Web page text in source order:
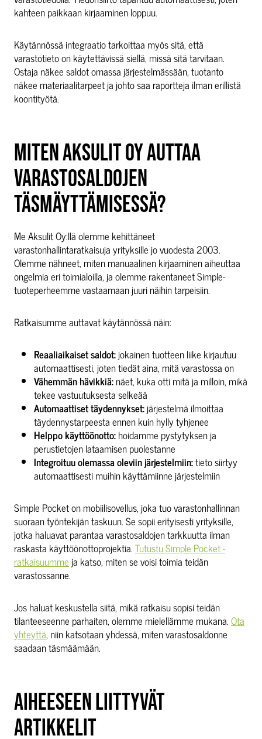
kahteen paikkaan kirjaaminen loppuu.
Käytännössä integraatio tarkoittaa myös sitä, että
varastotieto on käytettävissä siellä, missä sitä tarvitaan.
Ostaja näkee saldot omassa järjestelmässään, tuotanto
näkee materiaalitarpeet ja johto saa raportteja ilman erillistä
koontityötä.
MITEN AKSULIT OY AUTTAA
VARASTOSALDOJEN
TÄSMÄYTTÄMISESSÄ?
Me Aksulit Oy:llä olemme kehittäneet
varastonhallintaratkaisuja yrityksille jo vuodesta 2003.
Olemme nähneet, miten manuaalinen kirjaaminen aiheuttaa
ongelmia eri toimialoilla, ja olemme rakentaneet Simple-
tuoteperheemme vastaamaan juuri näihin tarpeisiin.
Ratkaisumme auttavat käytännössä näin:
Reaaliaikaiset saldot:jokainen tuotteen liike kirjautuu
automaattisesti, joten tiedät aina, mitä varastossa on
Vähemmän hävikkiä:näet, kuka otti mitä ja milloin, mikä
tekee vastuutuksesta selkeää
Automaattiset täydennykset:järjestelmä ilmoittaa
täydennystarpeesta ennen kuin hylly tyhjenee
Helppo käyttöönotto:hoidamme pystytyksen ja
perustietojen lataamisen puolestanne
Integroituu olemassa oleviin järjestelmiin:tieto siirtyy
automaattisesti muihin käyttämiinne järjestelmiin
Simple Pocket on mobiilisovellus, joka tuo varastonhallinnan
suoraan työntekijän taskuun. Se sopii erityisesti yrityksille,
jotka haluavat parantaa varastosaldojen tarkkuutta ilman
raskasta käyttöönottoprojektia.Tutustu Simple Pocket -
ratkaisuumme ja katso, miten se voisi toimia teidän
varastossanne.
Jos haluat keskustella siitä, mikä ratkaisu sopisi teidän
tilanteeseenne parhaiten, olemme mielellämme mukana.Ota
yhteyttä, niin katsotaan yhdessä, miten varastosaldonne
saadaan täsmäämään.
AIHEESEEN LIITTYVÄT
ARTIKKELIT